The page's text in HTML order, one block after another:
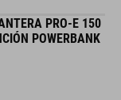
PRO-E 150
POWERBANK